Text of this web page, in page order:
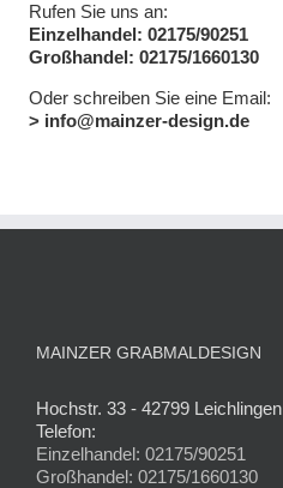
Rufen Sie uns an:
Einzelhandel: 02175/90251
Großhandel: 02175/1660130
Oder schreiben Sie eine Email:
> info@mainzer-design.de
MAINZER GRABMALDESIGN
Hochstr. 33 - 42799 Leichlingen
Telefon:
Einzelhandel: 02175/90251
Großhandel: 02175/1660130